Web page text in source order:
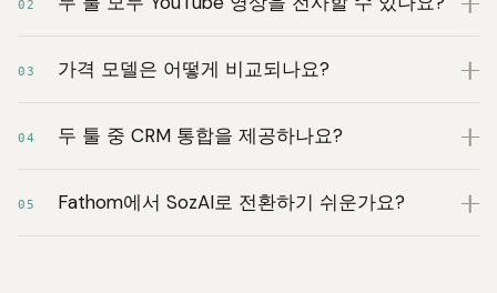
02
03 가격 모델은 어떻게 비교되나요?
04 두 툴 중 CRM 통합을 제공하나요?
05 Fathom에서 SozAI로 전환하기 쉬운가요?